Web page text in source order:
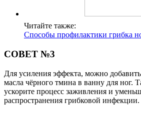
Читайте также:
Способы профилактики грибка
СОВЕТ №3
Для усиления эффекта, можно добавить
масла чёрного тмина в ванну для ног.
ускорите процесс заживления и
распространения грибковой инфекции.